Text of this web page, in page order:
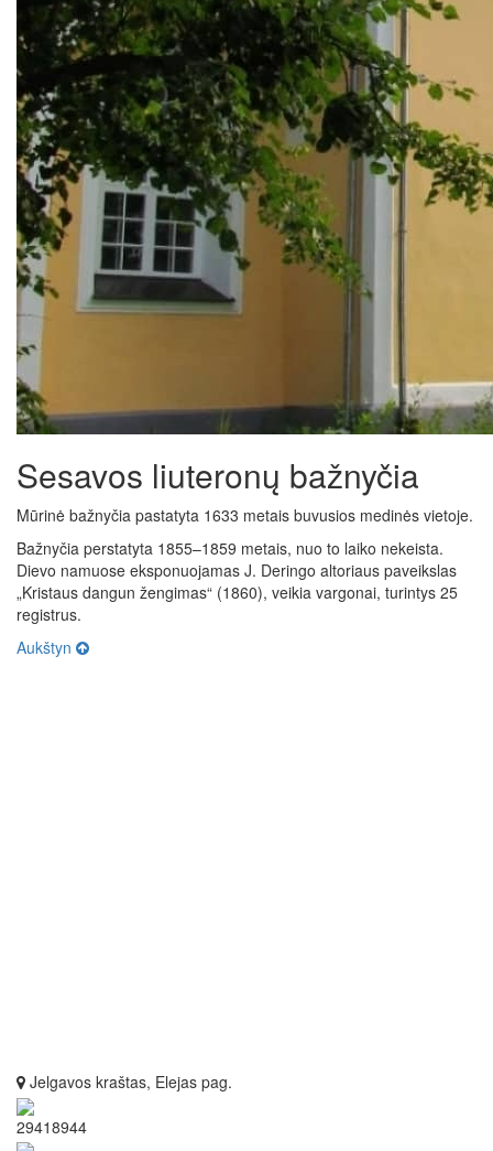
Sesavos liuteronų bažnyčia
Mūrinė bažnyčia pastatyta 1633 metais buvusios medinės vietoje.
Bažnyčia perstatyta 1855–1859 metais, nuo to laiko nekeista.
Dievo namuose eksponuojamas J. Deringo altoriaus paveikslas
„Kristaus dangun žengimas“ (1860), veikia vargonai, turintys 25
registrus.
Aukštyn
Jelgavos kraštas, Elejas pag.
29418944